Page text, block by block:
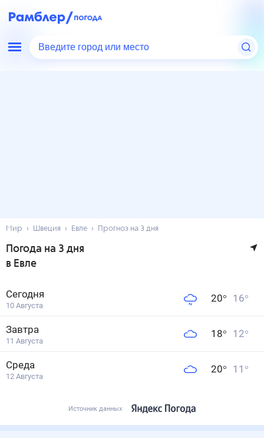
Введите город или место
Мир Швеция Евле Прогноз на 3 дня
Погода на 3 дня
в Евле
Сегодня
10 Августа
20° 16°
Завтра
11 Августа
18° 12°
Среда
12 Августа
20° 11 °
Источник данных